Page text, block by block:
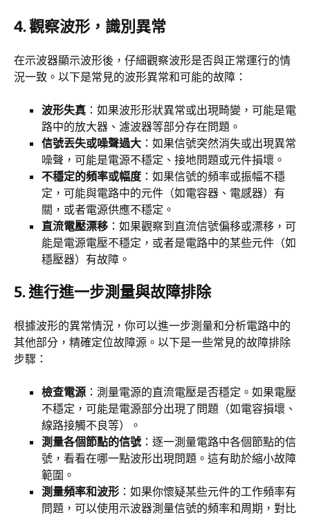
4.觀察波形，識別異常
在示波器顯示波形後，仔細觀察波形是否與正常運行的情
況一致。以下是常見的波形異常和可能的故障：
波形失真 ：如果波形形狀異常或出現畸變，可能是電
路中的放大器、濾波器等部分存在問題。
信號丟失或噪聲過大 ：如果信號突然消失或出現異常
噪聲，可能是電源不穩定、接地問題或元件損壞。
不穩定的頻率或幅度 ：如果信號的頻率或振幅不穩
定，可能與電路中的元件（如電容器、電感器）有
關，或者電源供應不穩定。
直流電壓漂移 ：如果觀察到直流信號偏移或漂移，可
能是電源電壓不穩定，或者是電路中的某些元件（如
穩壓器）有故障。
5.進行進一步測量與故障排除
根據波形的異常情況，你可以進一步測量和分析電路中的
其他部分，精確定位故障源。以下是一些常見的故障排除
步驟：
檢查電源 ：測量電源的直流電壓是否穩定。如果電壓
不穩定，可能是電源部分出現了問題（如電容損壞、
線路接觸不良等）。
測量各個節點的信號：逐一測量電路中各個節點的信
號，看看在哪一點波形出現問題。這有助於縮小故障
範圍。
測量頻率和波形 ：如果你懷疑某些元件的工作頻率有
問題，可以使用示波器測量信號的頻率和周期，對比